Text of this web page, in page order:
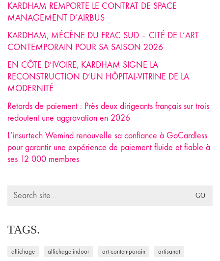
KARDHAM REMPORTE LE CONTRAT DE SPACE
MANAGEMENT D’AIRBUS
KARDHAM, MÉCÈNE DU FRAC SUD – CITÉ DE L’ART
CONTEMPORAIN POUR SA SAISON 2026
EN CÔTE D’IVOIRE, KARDHAM SIGNE LA
RECONSTRUCTION D’UN HÔPITAL-VITRINE DE LA
MODERNITÉ
Retards de paiement : Près deux dirigeants français sur trois
redoutent une aggravation en 2026
L’insurtech Wemind renouvelle sa confiance à GoCardless
pour garantir une expérience de paiement fluide et fiable à
ses 12 000 membres
Search
TAGS.
affichage affichage indoor art contemporain artisanat